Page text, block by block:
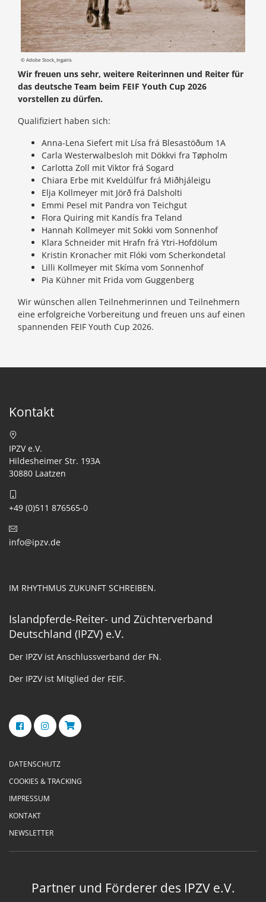
© Adobe Stock_Ingairis
Wir freuen uns sehr, weitere Reiterinnen und Reiter für
das deutsche Team beim FEIF Youth Cup 2026
vorstellen zu dürfen.
Qualifiziert haben sich:
Anna-Lena Siefert mit Lísa frá Blesastöðum 1A
Carla Westerwalbesloh mit Dökkvi fra Tøpholm
Carlotta Zoll mit Viktor frá Sogard
Chiara Erbe mit Kveldúlfur frá Miðhjáleigu
Elja Kollmeyer mit Jörð frá Dalsholti
Emmi Pesel mit Pandra von Teichgut
Flora Quiring mit Kandís fra Teland
Hannah Kollmeyer mit Sokki vom Sonnenhof
Klara Schneider mit Hrafn frá Ytri-Hofdölum
Kristin Kronacher mit Flóki vom Scherkondetal
Lilli Kollmeyer mit Skíma vom Sonnenhof
Pia Kühner mit Frida vom Guggenberg
Wir wünschen allen Teilnehmerinnen und Teilnehmern
eine erfolgreiche Vorbereitung und freuen uns auf einen
spannenden FEIF Youth Cup 2026.
Kontakt
IPZV e.V.
Hildesheimer Str. 193A
30880 Laatzen
+49 (0)511 876565-0
info@ipzv.de
IM RHYTHMUS ZUKUNFT SCHREIBEN.
Islandpferde-Reiter- und Züchterverband
Deutschland (IPZV) e.V.
Der IPZV ist Anschlussverband der FN.
Der IPZV ist Mitglied der FEIF.
DATENSCHUTZ
COOKIES & TRACKING
IMPRESSUM
KONTAKT
NEWSLETTER
Partner und Förderer des IPZV e.V.